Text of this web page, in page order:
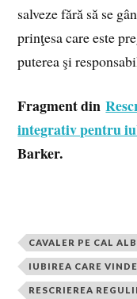
salveze fără să se
prinţesa care este
puterea şi
Fragment din
integrativ pentru
Barker.
CAVALER PE CAL ALB
IUBIREA CARE
RESCRIEREA